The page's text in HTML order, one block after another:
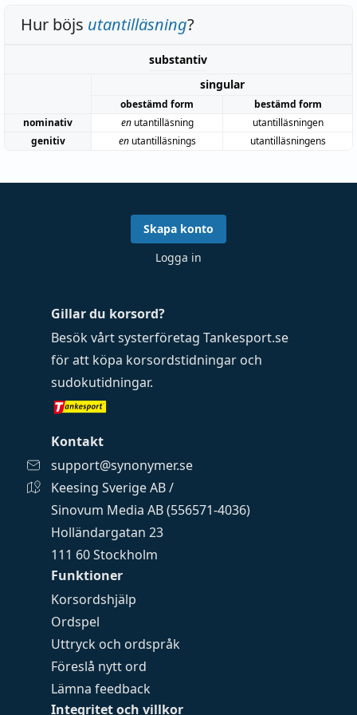
Hur böjs utantilläsning?
substantiv
singular
obestämd form
bestämd form
nominativ
enutantilläsning
utantilläsningen
genitiv
enutantilläsnings utantilläsningens
Funktioner
Korsordshjälp
Ordspel
Uttryck och ordspråk
Föreslå nytt ord
Lämna feedback
Integritet och villkor
Gillar du korsord?
Besök vårt systerföretag Tankesport.se
för att köpa korsordstidningar och
sudokutidningar.
Kontakt
support@synonymer.se
Keesing Sverige AB /
Sinovum Media AB (556571-4036)
Holländargatan 23
111 60 Stockholm
Skapa konto
Logga in